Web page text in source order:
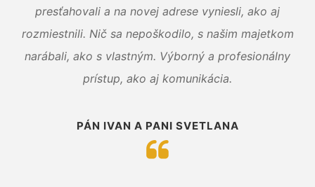
presťahovali a na novej adrese vyniesli, ako aj
rozmiestnili. Nič sa nepoškodilo, s našim majetkom
narábali, ako s vlastným. Výborný a profesionálny
prístup, ako aj komunikácia.
PÁN IVAN A PANI SVETLANA